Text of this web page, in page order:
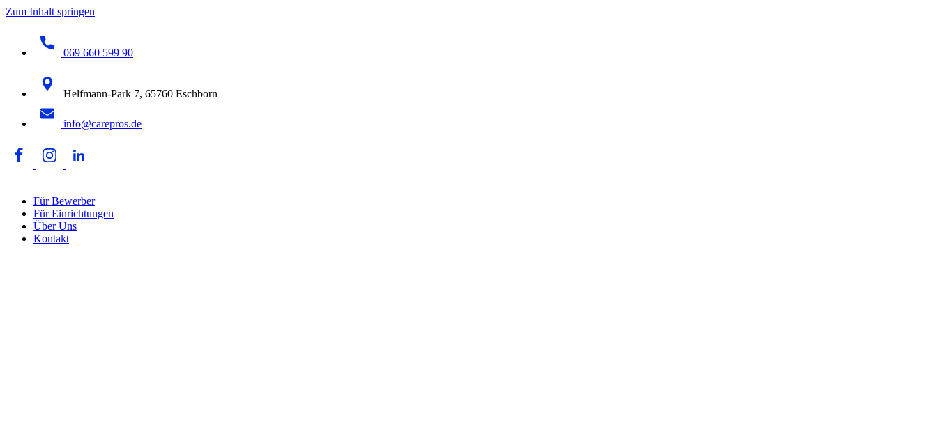
Zum Inhalt springen
069 660 599 90
Helfmann-Park 7, 65760 Eschborn
info@carepros.de
Für Bewerber
Für Einrichtungen
Über Uns
Kontakt